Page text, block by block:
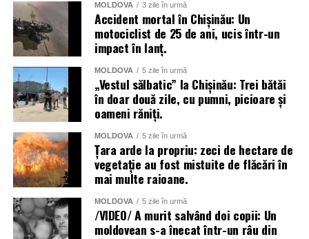
MOLDOVA 3 zile în urmă
Accident mortal în Chișinău: Un
motociclist de 25 de ani, ucis într-un
impact în lanț.
MOLDOVA 5 zile în urmă
„Vestul sălbatic” la Chișinău: Trei bătăi
în doar două zile, cu pumni, picioare și
oameni răniți.
MOLDOVA 5 zile în urmă
Țara arde la propriu: zeci de hectare de
vegetație au fost mistuite de flăcări în
mai multe raioane.
MOLDOVA 5 zile în urmă
/VIDEO/ A murit salvând doi copii: Un
moldovean s-a înecat într-un râu din